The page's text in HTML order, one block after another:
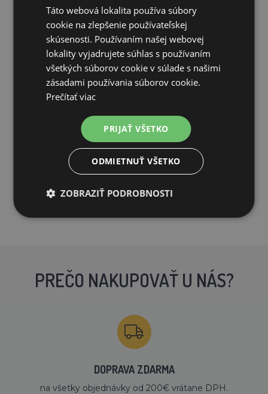
Bajonetová napájačka pre hydinu - 6 L
4,64€
OČAKÁVAME: 22.08.
PRIDAŤ DO KOŠÍKA
PREČO NAKUPOVAŤ U NÁS?
DOPRAVA ZDARMA
na všetky objednávky od 200€ vrátane DPH.
Táto webová lokalita používa súbory
cookie na zlepšenie používateľskej
skúsenosti. Používaním našej webovej
lokality vyjadrujete súhlas s používaním
všetkých súborov cookie v súlade s našimi
zásadami používania súborov cookie.
Prečítať viac
PRIJAŤ VŠETKO
ODMIETNUŤ VŠETKO
ZOBRAZIŤ PODROBNOSTI